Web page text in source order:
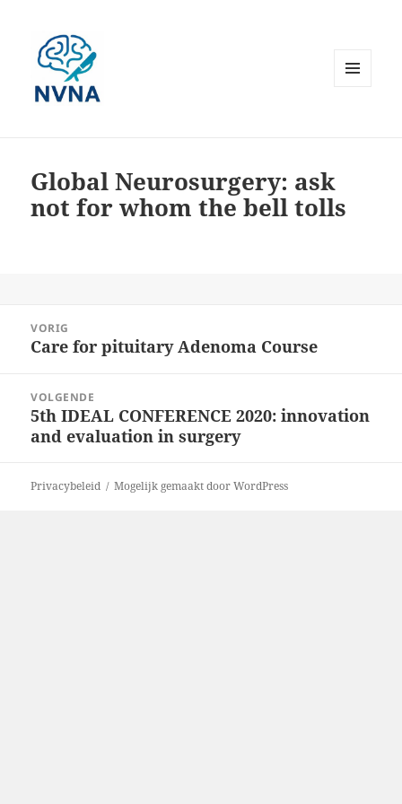
Global Neurosurgery: ask
not for whom the bell tolls
navigatie
VORIG
Vorig
Care for pituitary Adenoma Course
VOLGENDE
Volgend
bericht:
5th IDEAL CONFERENCE 2020: innovation
and evaluation in surgery
Privacybeleid Mogelijk gemaakt door WordPress